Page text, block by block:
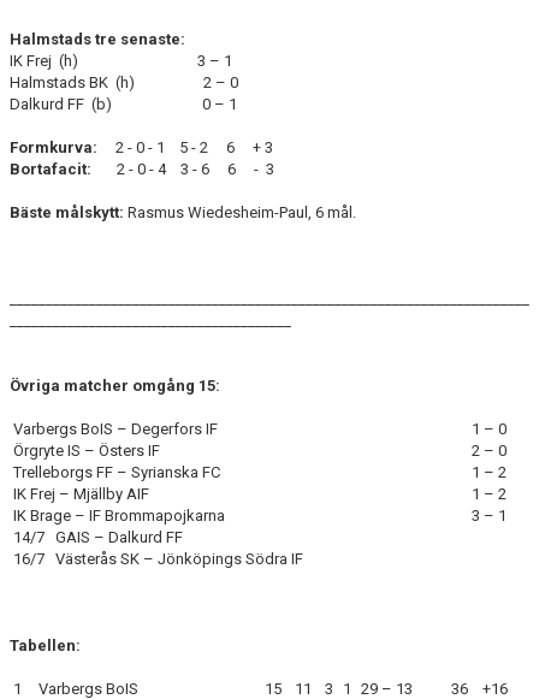
Halmstads tre senaste:
IK Frej (h) 3 – 1
Halmstads BK (h) 2 – 0
Dalkurd FF (b) 0 – 1
Formkurva:
2 - 0 - 1 5 - 2 6 + 3
Bortafacit:
2 - 0 - 4 3 - 6 6 - 3
Bäste målskytt: Rasmus Wiedesheim-Paul, 6 mål.
Övriga matcher omgång 15:
Varbergs BoIS – Degerfors IF
1 – 0
Örgryte IS – Östers IF
2 – 0
Trelleborgs FF – Syrianska FC
1 – 2
IK Frej – Mjällby AIF
1 – 2
IK Brage – IF Brommapojkarna
3 – 1
14/7 GAIS – Dalkurd FF
16/7 Västerås SK – Jönköpings Södra IF
Tabellen:
1 Varbergs BoIS 15 11 3 1 29 – 13 36
+16